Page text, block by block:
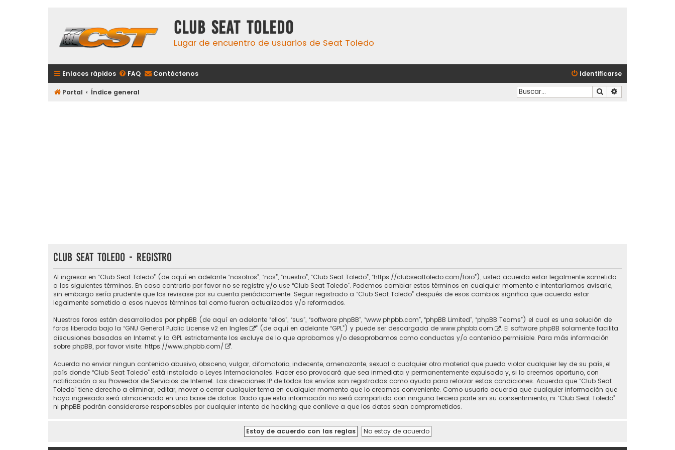
Club Seat Toledo
Lugar de encuentro de usuarios de Seat Toledo
Enlaces rápidos FAQ Contáctenos Identificarse
Portal Índice general Buscar
Club Seat Toledo - Registro
Al ingresar en “Club Seat Toledo” (de aquí en adelante “nosotros”, “nos”, “nuestro”, “Club Seat Toledo”, “https://clubseattoledo.com/foro”), usted acuerda estar legalmente sometido
a los siguientes términos. En caso contrario por favor no se registre y/o use “Club Seat Toledo”. Podemos cambiar estos términos en cualquier momento e intentaríamos avisarle,
sin embargo sería prudente que los revisase por su cuenta periódicamente. Seguir registrado a “Club Seat Toledo” después de esos cambios significa que acuerda estar
legalmente sometido a esos nuevos términos tal como fueron actualizados y/o reformados.
Nuestros foros están desarrollados por phpBB (de aquí en adelante “ellos”, “sus”, “software phpBB”, “www.phpbb.com”, “phpBB Limited”, “phpBB Teams”) el cual es una solución de
foros liberada bajo la “GNU General Public License v2 en Ingles ” (de aquí en adelante “GPL”) y puede ser descargada de www.phpbb.com
. El software phpBB solamente facilita
discusiones basadas en Internet y la GPL estrictamente los excluye de lo que aprobamos y/o desaprobamos como conductas y/o contenido permisible. Para más información
sobre phpBB, por favor visite: https://www.phpbb.com/ .
Acuerda no enviar ningun contenido abusivo, obsceno, vulgar, difamatorio, indecente, amenazante, sexual o cualquier otro material que pueda violar cualquier ley de su país, el
país donde “Club Seat Toledo” está instalado o Leyes Internacionales. Hacer eso provocará que sea inmediata y permanentemente expulsado y, si lo creemos oportuno, con
notificación a su Proveedor de Servicios de Internet. Las direcciones IP de todos los envíos son registradas como ayuda para reforzar estas condiciones. Acuerda que “Club Seat
Toledo” tiene derecho a eliminar, editar, mover o cerrar cualquier tema en cualquier momento que lo creamos conveniente. Como usuario acuerda que cualquier información que
haya ingresado será almacenada en una base de datos. Dado que esta información no será compartida con ninguna tercera parte sin su consentimiento, ni “Club Seat Toledo”
ni phpBB podrán considerarse responsables por cualquier intento de hacking que conlleve a que los datos sean comprometidos.